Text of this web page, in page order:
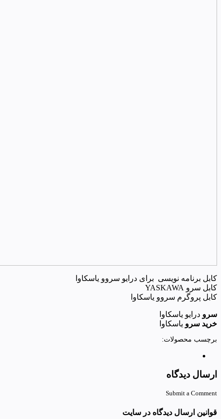
کابل پروگرم سروو یاسکاوا
سرو درایو یاسکاوا
خرید سرو یاسکاوا
برچسب محصولات:
ارسال دیدگاه
Submit a Comment
قوانین ارسال دیدگاه در سایت